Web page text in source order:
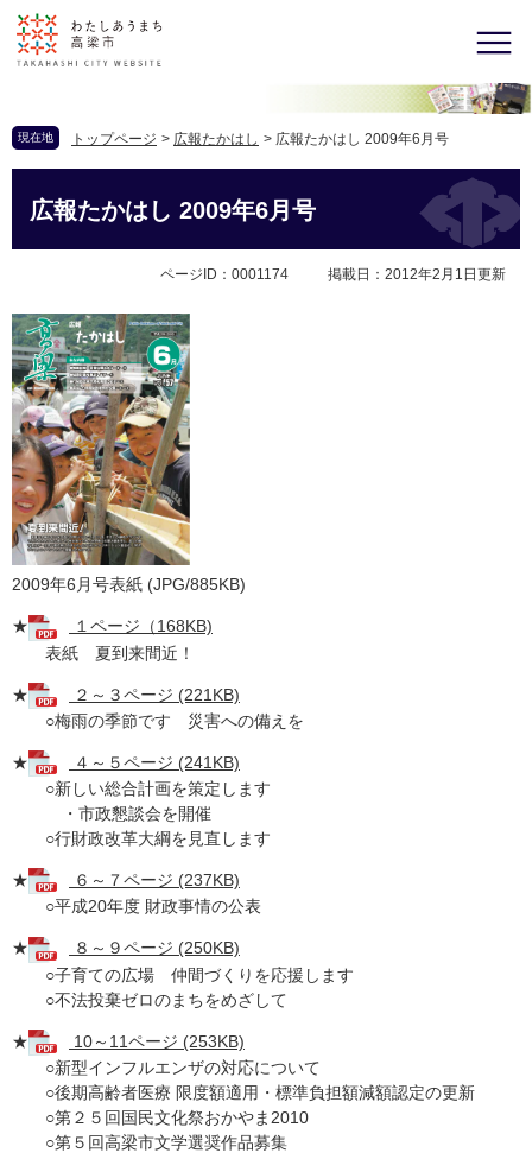
現在地 トップページ > 広報たかはし > 広報たかはし 2009年6月号
広報たかはし 2009年6月号
ページID：0001174 掲載日：2012年2月1日更新
2009年6月号表紙 (JPG/885KB)
★
１ページ（168KB)
表紙 夏到来間近！
★
２～３ページ (221KB)
○梅雨の季節です 災害への備えを
★
４～５ページ (241KB)
○新しい総合計画を策定します
・市政懇談会を開催
○行財政改革大綱を見直します
★
６～７ページ (237KB)
○平成20年度 財政事情の公表
★
８～９ページ (250KB)
○子育ての広場 仲間づくりを応援します
○不法投棄ゼロのまちをめざして
★
10～11ページ (253KB)
○新型インフルエンザの対応について
○後期高齢者医療 限度額適用・標準負担額減額認定の更新
○第２５回国民文化祭おかやま2010
○第５回高梁市文学選奨作品募集